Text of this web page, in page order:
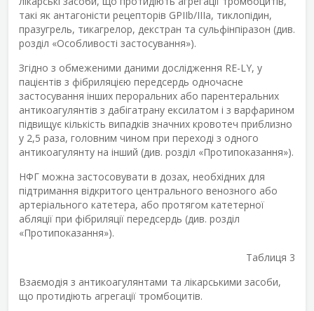
такі як антагоністи рецепторів GPIIb/IIIa, тиклопідин,
празугрель, тикагрелор, декстран та сульфінпіразон (див.
розділ «Особливості застосування»).
Згідно з обмеженими даними дослідження RE-LY, у
пацієнтів з фібриляцією передсердь одночасне
застосування інших пероральних або парентеральних
антикоагулянтів з дабігатрану ексилатом і з варфарином
підвищує кількість випадків значних кровотеч приблизно
у 2,5 раза, головним чином при переході з одного
антикоагулянту на інший (див. розділ «Протипоказання»).
НФГ можна застосовувати в дозах, необхідних для
підтримання відкритого центрального венозного або
артеріального катетера, або протягом катетерної
абляції при фібриляції передсердь (див. розділ
«Протипоказання»).
Таблиця 3
Взаємодія з антикоагулянтами та лікарськими засоби,
що протидіють агрегації тромбоцитів.